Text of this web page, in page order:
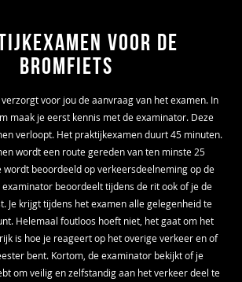
voor de
bromfiets
voor jou de aanvraag van het examen. In
maak je eerst kennis met de examinator. Deze
verloopt. Het praktijkexamen duurt 45 minuten.
wordt een route gereden van ten minste 25
wordt beoordeeld op verkeersdeelneming op de
beoordeelt tijdens de rit ook of je de
Je krijgt tijdens het examen alle gelegenheid te
Helemaal foutloos hoeft niet, het gaat om het
is hoe je reageert op het overige verkeer en of
bent. Kortom, de examinator bekijkt of je
om veilig en zelfstandig aan het verkeer deel te